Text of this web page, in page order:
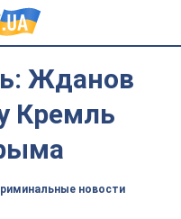
Жданов
Кремль
новости